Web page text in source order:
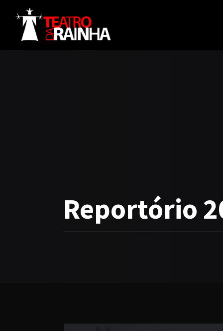
Reportório